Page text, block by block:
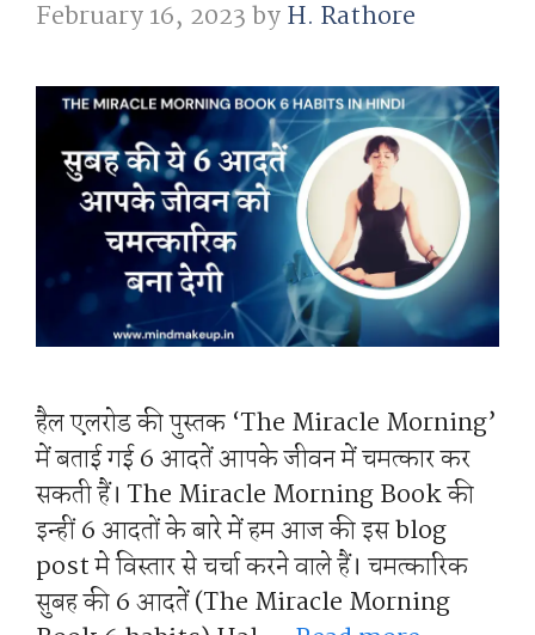
February 16, 2023byH. Rathore
हैल एलरोड की पुस्तक ‘The Miracle Morning’
में बताई गई 6 आदतें आपके जीवन में चमत्कार कर
सकती हैं। The Miracle Morning Book की
इन्हीं 6 आदतों के बारे में हम आज की इस blog
post मे विस्तार से चर्चा करने वाले हैं। चमत्कारिक
सुबह की 6 आदतें (The Miracle Morning